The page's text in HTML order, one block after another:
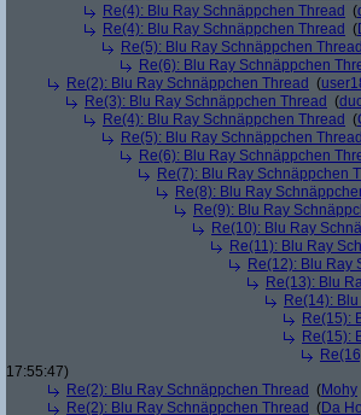
Re(4): Blu Ray Schnäppchen Thread (
Re(4): Blu Ray Schnäppchen Thread (
Re(5): Blu Ray Schnäppchen Thread
Re(6): Blu Ray Schnäppchen
Re(2): Blu Ray Schnäppchen Thread (
Re(3): Blu Ray Schnäppchen Thread (
Re(4): Blu Ray Schnäppchen Thread (
Re(5): Blu Ray Schnäppchen Thread
Re(6): Blu Ray Schnäppchen
Re(7): Blu Ray Schnäppchen
Re(8): Blu Ray
Re(9): Blu Ray
Re(10): Blu Ray
Re(11): Blu Ray
Re(12): Blu Ray
Re(13): Blu
Re(14):
Re(15):
Re(15):
17:55:47)
Re(2): Blu Ray Schnäppchen Thread (Mohy
Re(2): Blu Ray Schnäppchen Thread (Da